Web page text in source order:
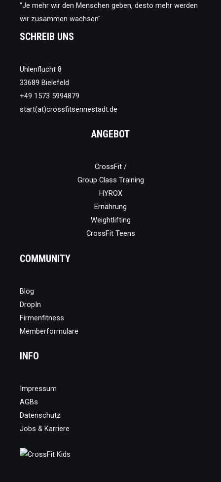
"Je mehr wir den Menschen geben, desto mehr werden
wir zusammen wachsen"
SCHREIB UNS
Uhlenflucht 8
33689 Bielefeld
+49 1573 5994879
start(at)crossfitsennestadt.de
ANGEBOT
CrossFit /
Group Class Training
HYROX
Ernährung
Weightlifting
CrossFit Teens
COMMUNITY
Blog
DropIn
Firmenfitness
Memberformulare
INFO
Impressum
AGBs
Datenschutz
Jobs & Karriere